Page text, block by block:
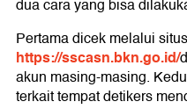
dua cara yang bisa
Pertama dicek melalui
https://sscasn.bkn.go.id/
akun masing-masing.
terkait tempat detikers